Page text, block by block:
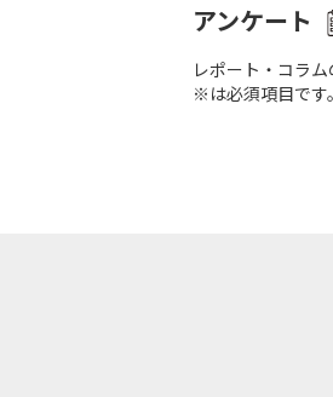
アンケート
レポート・コラ
※は必須項目です。